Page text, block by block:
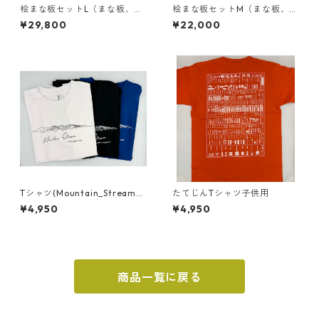
桧まな板セットL（まな板、包
丁、おろし金、小皿）
¥29,800
桧まな板セットM（まな板、包
丁、おろし金）
¥22,000
Tシャツ(Mountain_Stream_
Kiryu)
¥4,950
たてじんTシャツ子供用
¥4,950
商品一覧に戻る